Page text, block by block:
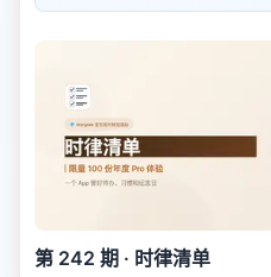
第 242 期 · 时律清单